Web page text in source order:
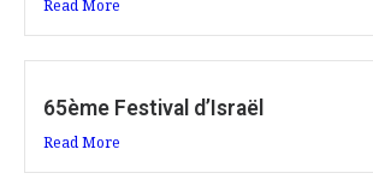
Read More
65ème Festival d’Israël
Read More